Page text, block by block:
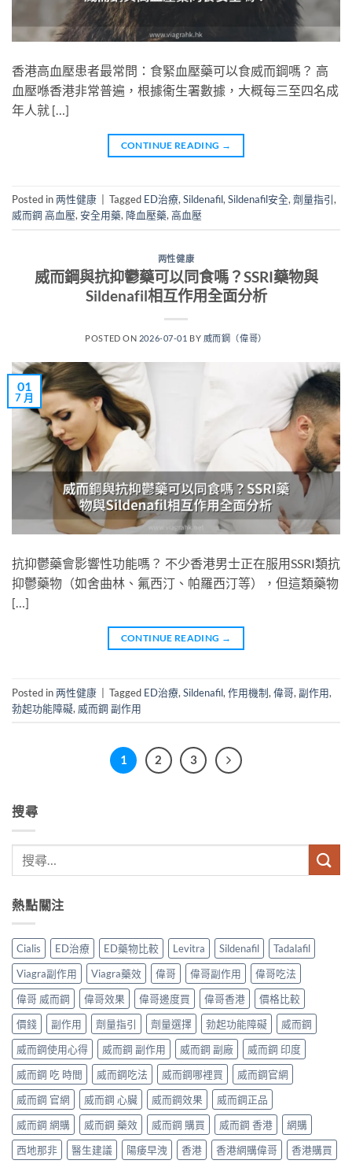
香港高血壓患者最常問：食緊血壓藥可以食威而鋼嗎？ 高
血壓喺香港非常普遍，根據衞生署數據，大概每三至四名成
年人就 […]
CONTINUE READING →
Posted in两性健康 Tagged ED治療,Sildenafil,Sildenafil安全,劑量指引,
威而鋼 高血壓,安全用藥, 降血壓藥,高血壓
两性健康
威而鋼與抗抑鬱藥可以同食嗎？SSRI藥物與
Sildenafil相互作用全面分析
POSTED ON 2026-07-01 BY 威而鋼（偉哥）
01
7 月
抗抑鬱藥會影響性功能嗎？ 不少香港男士正在服用SSRI類抗
抑鬱藥物（如舍曲林、氟西汀、帕羅西汀等），但這類藥物
[…]
CONTINUE READING →
Posted in两性健康 Tagged ED治療, Sildenafil, 作用機制, 偉哥, 副作用,
勃起功能障礙, 威而鋼 副作用
1 2 3
搜尋
熱點關注
Cialis ED治療 ED藥物比較 Levitra Sildenafil
Tadalafil
Viagra副作用
Viagra藥效 偉哥 偉哥副作用
偉哥吃法
偉哥 威而鋼
偉哥效果 偉哥邊度買 偉哥香港
價格比較
價錢
副作用 劑量指引 劑量選擇 勃起功能障礙
威而鋼
威而鋼使用心得
威而鋼 副作用 威而鋼 副廠
威而鋼 印度
威而鋼 吃 時間
威而鋼吃法 威而鋼哪裡買
威而鋼官網
威而鋼 官網
威而鋼 心臟 威而鋼效果
威而鋼正品
威而鋼 網購
威而鋼 藥效 威而鋼 購買 威而鋼 香港
網購
西地那非
醫生建議 陽痿早洩 香港 香港網購偉哥 香港購買